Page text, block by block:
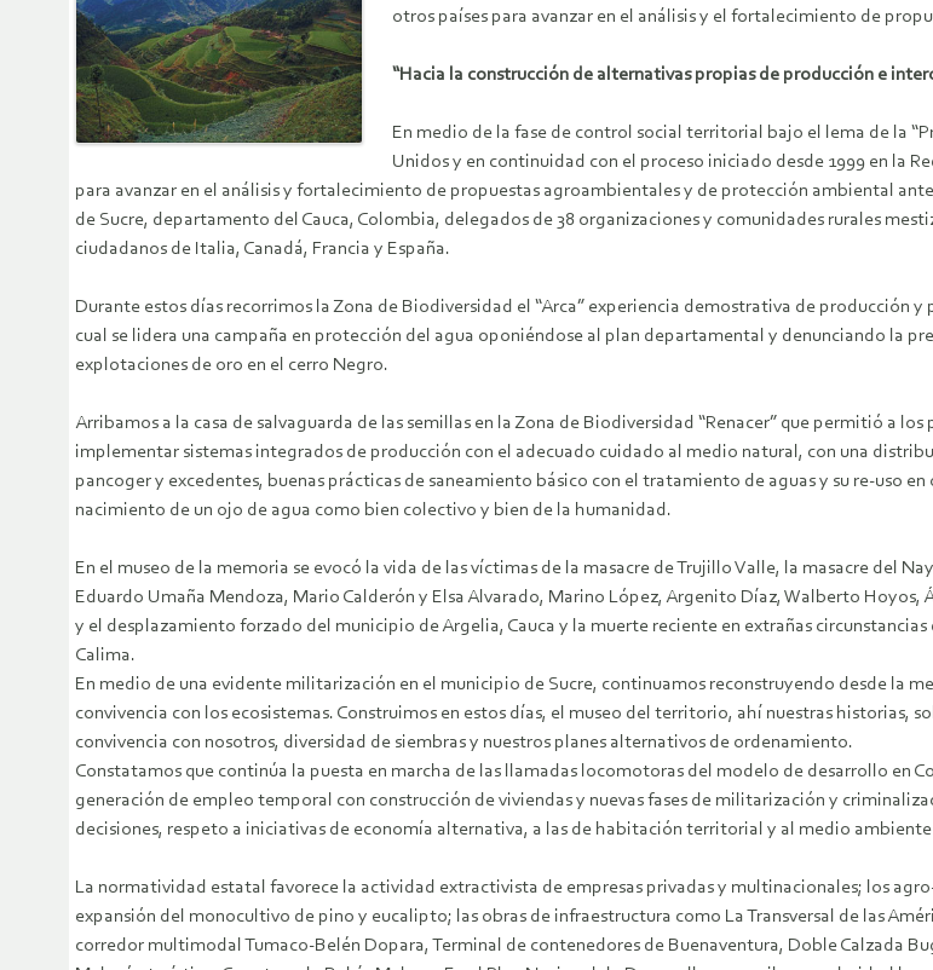
otros países para avanzar en el análisis y el fortalecimiento de
“Hacia la construcción de alternativas propias de producción e
En medio de la fase de control social territorial bajo el lema de la
Unidos y en continuidad con el proceso iniciado desde 1999 en la
para avanzar en el análisis y fortalecimiento de propuestas agroambientales y de protección ambiental
de Sucre, departamento del Cauca, Colombia, delegados de 38 organizaciones y comunidades rurales
ciudadanos de Italia, Canadá, Francia y España.
Durante estos días recorrimos la Zona de Biodiversidad el “Arca” experiencia demostrativa de producción
cual se lidera una campaña en protección del agua oponiéndose al plan departamental y denunciando la
explotaciones de oro en el cerro Negro.
Arribamos a la casa de salvaguarda de las semillas en la Zona de Biodiversidad “Renacer” que permitió a
implementar sistemas integrados de producción con el adecuado cuidado al medio natural, con una
pancoger y excedentes, buenas prácticas de saneamiento básico con el tratamiento de aguas y su re-uso
nacimiento de un ojo de agua como bien colectivo y bien de la humanidad.
En el museo de la memoria se evocó la vida de las víctimas de la masacre de Trujillo Valle, la masacre del
Eduardo Umaña Mendoza, Mario Calderón y Elsa Alvarado, Marino López, Argenito Díaz, Walberto Hoyos,
y el desplazamiento forzado del municipio de Argelia, Cauca y la muerte reciente en extrañas
Calima.
En medio de una evidente militarización en el municipio de Sucre, continuamos reconstruyendo desde la
convivencia con los ecosistemas. Construimos en estos días, el museo del territorio, ahí nuestras historias,
convivencia con nosotros, diversidad de siembras y nuestros planes alternativos de ordenamiento.
Constatamos que continúa la puesta en marcha de las llamadas locomotoras del modelo de desarrollo en
generación de empleo temporal con construcción de viviendas y nuevas fases de militarización y
decisiones, respeto a iniciativas de economía alternativa, a las de habitación territorial y al medio ambiente
La normatividad estatal favorece la actividad extractivista de empresas privadas y multinacionales; los
expansión del monocultivo de pino y eucalipto; las obras de infraestructura como La Transversal de las
corredor multimodal Tumaco-Belén Dopara, Terminal de contenedores de Buenaventura, Doble Calzada